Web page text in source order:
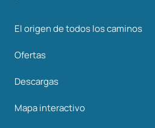
El origen de todos los caminos
Ofertas
Descargas
Mapa interactivo